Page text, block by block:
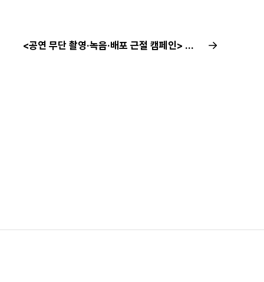
<공연 무단 촬영·녹음·배포 근절 캠페인> 뮤지컬 밀녹·밀캠 집중 신고기간 | 11월 신고현황